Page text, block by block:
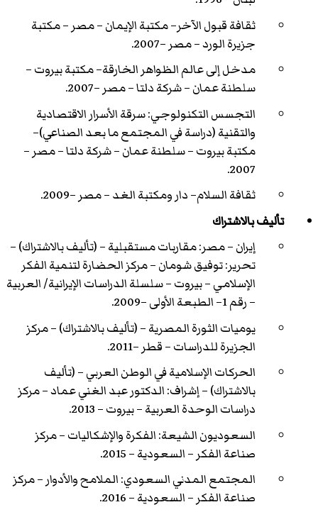
ثقافة قبول الآخر– مكتبة الإيمان – مصر – مكتبة
جزيرة الورد – مصر –2007.
مدخل إلى عالم الظواهر الخارقة– مكتبة بيروت –
سلطنة عمان – شركة دلتا – مصر –2007.
التجسس التكنولوجي: سرقة الأسرار الاقتصادية
والتقنية (دراسة في المجتمع ما بعد الصناعي)–
مكتبة بيروت – سلطنة عمان – شركة دلتا – مصر –
2007.
ثقافة السلام– دار ومكتبة الغد – مصر –2009.
تأليف بالاشتراك
إيران – مصر: مقاربات مستقبلية – (تأليف بالاشتراك) –
تحرير: توفيق شومان – مركز الحضارة لتنمية الفكر
الإسلامي – بيروت – سلسلة الدراسات الإيرانية/ العربية
– رقم 1– الطبعة الأولى –2009.
يوميات الثورة المصرية – (تأليف بالاشتراك) – مركز
الجزيرة للدراسات – قطر –2011.
الحركات الإسلامية في الوطن العربي – (تأليف
بالاشتراك) – إشراف: الدكتور عبد الغني عماد – مركز
دراسات الوحدة العربية – بيروت – 2013.
السعوديون الشيعة: الفكرة والإشكاليات – مركز
صناعة الفكر – السعودية – 2015.
المجتمع المدني السعودي: الملامح والأدوار – مركز
صناعة الفكر – السعودية – 2016.